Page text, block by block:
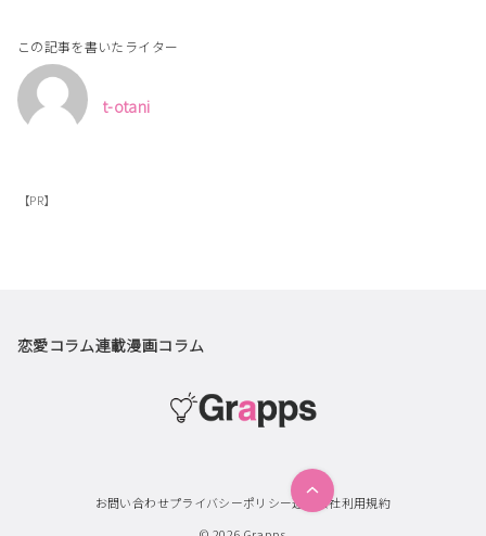
この記事を書いたライター
t-otani
【PR】
恋愛コラム連載漫画コラム
お問い合わせプライバシーポリシー運営会社利用規約